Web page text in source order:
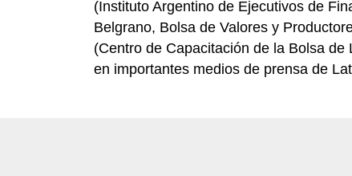
(Instituto Argentino de Ejecutivos de
Belgrano, Bolsa de Valores y
(Centro de Capacitación de la Bolsa
en importantes medios de prensa de